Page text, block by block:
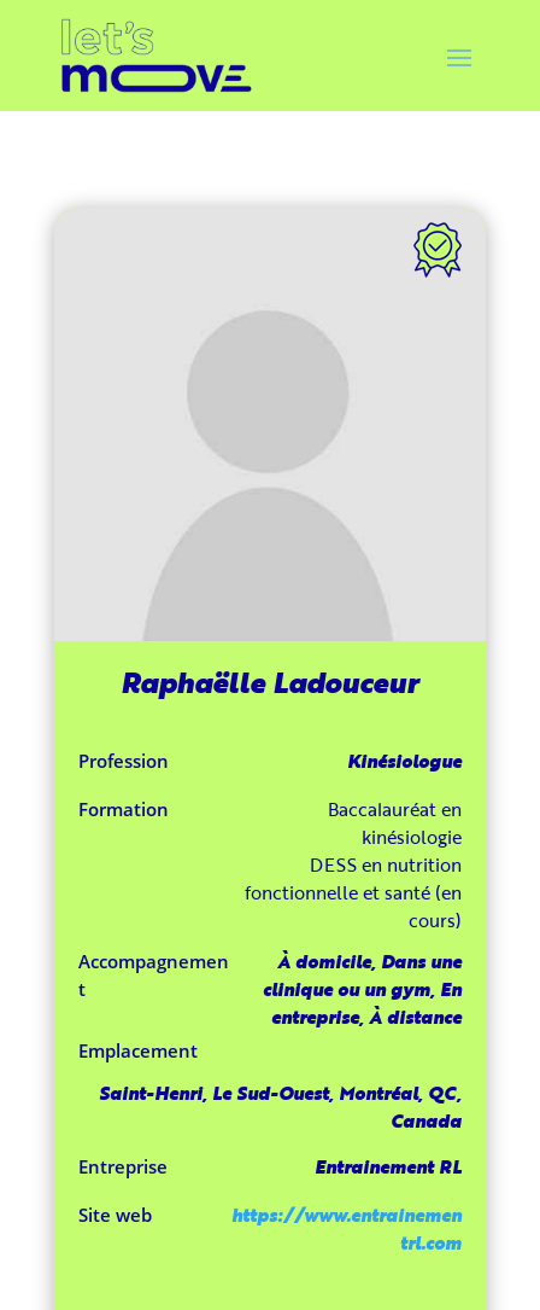
Raphaëlle Ladouceur
Profession Kinésiologue
Formation
Baccalauréat en
kinésiologie
DESS en nutrition
fonctionnelle et santé (en
cours)
Accompagnemen
t
À domicile, Dans une
clinique ou un gym, En
entreprise, À distance
Emplacement
Saint-Henri, Le Sud-Ouest, Montréal, QC,
Canada
Entreprise Entrainement RL
Site web
https://www.entrainemen
trl.com